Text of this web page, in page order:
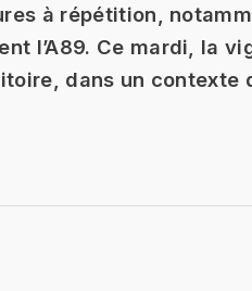
à répétition,
l’A89. Ce mardi, la
dans un contexte